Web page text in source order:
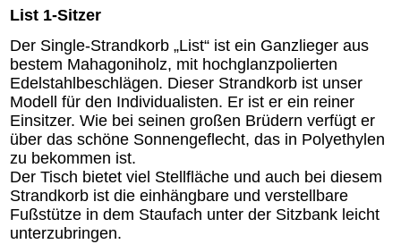
List 1-Sitzer
Der Single-Strandkorb „List“ ist ein Ganzlieger aus
bestem Mahagoniholz, mit hochglanzpolierten
Edelstahlbeschlägen. Dieser Strandkorb ist unser
Modell für den Individualisten. Er ist er ein reiner
Einsitzer. Wie bei seinen großen Brüdern verfügt er
über das schöne Sonnengeflecht, das in Polyethylen
zu bekommen ist.
Der Tisch bietet viel Stellfläche und auch bei diesem
Strandkorb ist die einhängbare und verstellbare
Fußstütze in dem Staufach unter der Sitzbank leicht
unterzubringen.